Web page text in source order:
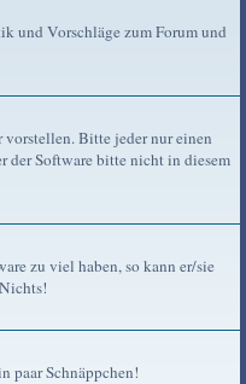
und Vorschläge zum Forum und
vorstellen. Bitte jeder nur einen
der Software bitte nicht in diesem
zu viel haben, so kann er/sie
paar Schnäppchen!